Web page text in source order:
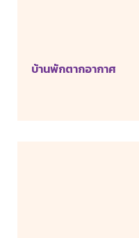
บ้านพักตากอากาศ